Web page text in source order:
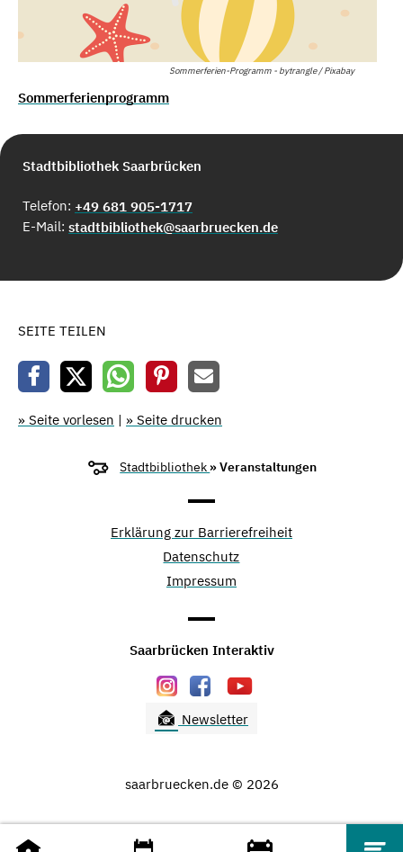
Sommerferien-Programm - bytrangle / Pixabay
Sommerferienprogramm
Stadtbibliothek Saarbrücken
Telefon: +49 681 905-1717
E-Mail: stadtbibliothek@saarbruecken.de
SEITE TEILEN
» Seite vorlesen | » Seite drucken
Stadtbibliothek » Veranstaltungen
Erklärung zur Barrierefreiheit
Datenschutz
Impressum
Saarbrücken Interaktiv
Newsletter
saarbruecken.de © 2026